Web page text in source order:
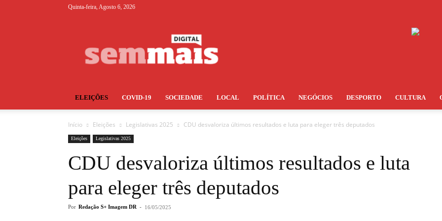
Quinta-feira, Agosto 6, 2026
ELEIÇÕES COVID-19 SOCIEDADE LOCAL POLÍTICA NEGÓCIOS DESPORTO CULTURA
Início Eleições Legislativas 2025 CDU desvaloriza últimos resultados e luta para eleger três deputados
Eleições Legislativas 2025
CDU desvaloriza últimos resultados e luta
para eleger três deputados
Por Redação S+ Imagem DR - 16/05/2025